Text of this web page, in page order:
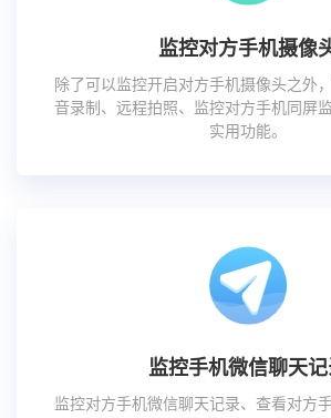
监控对方手机摄像
除了可以监控开启对方手机摄像头之外
音录制、远程拍照、监控对方手机同屏
实用功能。
监控手机微信聊天
监控对方手机微信聊天记录、查看对方